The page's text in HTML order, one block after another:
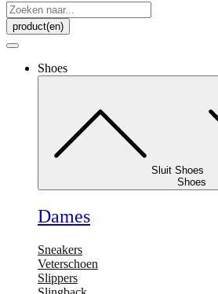
Search
...product(en)
Shoes
Sluit Shoes
Shoes
Dames
Sneakers
Veterschoen
Slippers